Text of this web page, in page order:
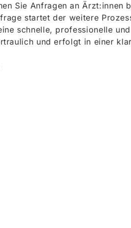
Sie Anfragen an Ärzt:innen
startet der weitere
schnelle, professionelle
und erfolgt in einer